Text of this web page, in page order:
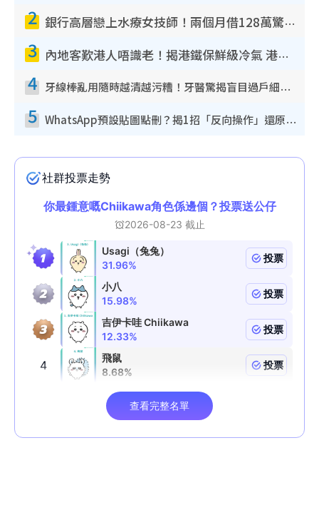
2 銀行高層戀上水療女技師！兩個月借128萬驚覺「沉船」沉落火海 揭背後疑似邪教操控賣淫
3 內地客歎港人唔識老！揭港鐵保鮮級冷氣 港人求放過：咪投訴
4 牙線棒亂用隨時越清越污糟！牙醫驚揭盲目過戶細菌恐致蛀牙：呢種先係日常真保養
5 WhatsApp預設貼圖點刪？揭1招「反向操作」還原簡潔介面 附3步實測教學